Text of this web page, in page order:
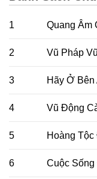
1 Quang Âm
2 Vũ Pháp
3 Hãy Ở Bên
4 Vũ Động
5 Hoàng
6 Cuộc